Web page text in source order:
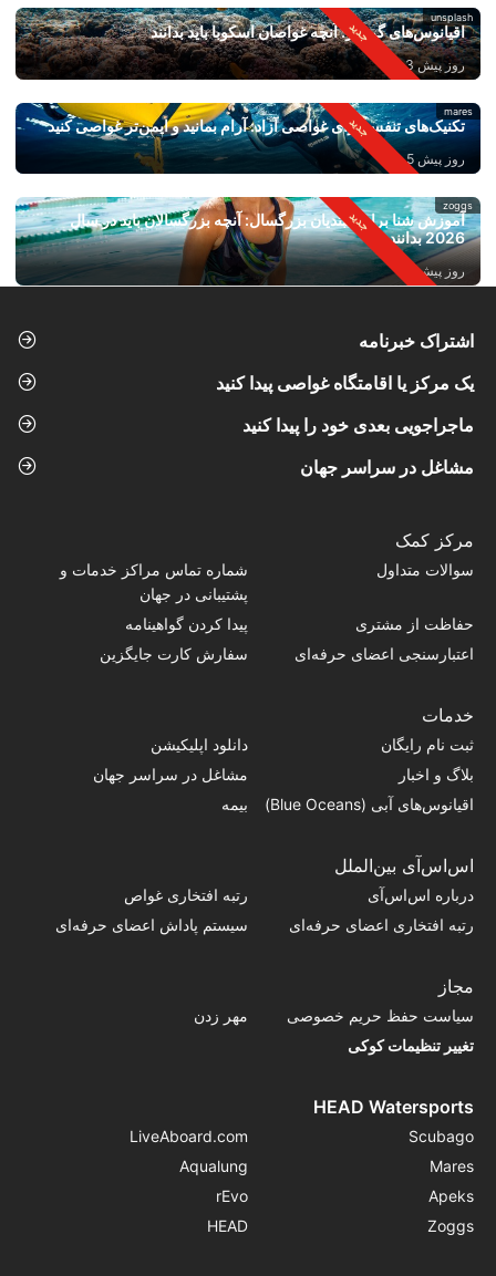
unsplash
اقیانوس‌های گرم‌تر: آنچه غواصان اسکوبا باید بدانند
روز پیش 3
mares
تکنیک‌های تنفس برای غواصی آزاد: آرام بمانید و ایمن‌تر غواصی کنید
روز پیش 5
zoggs
آموزش شنا برای مبتدیان بزرگسال: آنچه بزرگسالان باید در سال
2026 بدانند
روز پیش 6
اشتراک خبرنامه
یک مرکز یا اقامتگاه غواصی پیدا کنید
ماجراجویی بعدی خود را پیدا کنید
مشاغل در سراسر جهان
مرکز کمک
سوالات متداول
شماره تماس‌ مراکز خدمات و
پشتیبانی در جهان
حفاظت از مشتری
پیدا کردن گواهینامه
اعتبارسنجی اعضای حرفه‌ای
سفارش کارت جایگزین
خدمات
ثبت نام رایگان
دانلود اپلیکیشن
بلاگ و اخبار
مشاغل در سراسر جهان
اقیانوس‌های آبی (Blue Oceans)
بیمه
اس‌اس‌آی بین‌الملل
درباره اس‌اس‌آی
رتبه افتخاری غواص
رتبه افتخاری اعضای حرفه‌ای
سیستم پاداش اعضای حرفه‌ای
مجاز
سیاست حفظ حریم خصوصی
مهر زدن
تغییر تنظیمات کوکی
HEAD Watersports
Scubago
LiveAboard.com
Mares
Aqualung
Apeks
rEvo
Zoggs
HEAD